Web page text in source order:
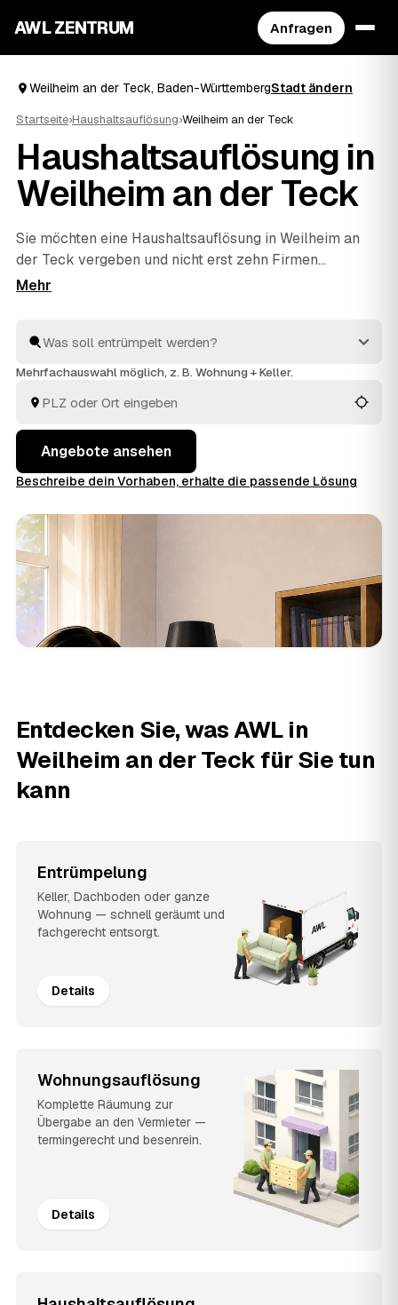
AWL ZENTRUM Anfragen
Weilheim an der Teck, Baden-WürttembergStadt ändern
Startseite›Haushaltsauflösung›Weilheim an der Teck
Haushaltsauflösung in
Weilheim an der Teck
Sie möchten eine Haushaltsauflösung in Weilheim an
der Teck vergeben und nicht erst zehn Firmen
abklappern? Über AWL schildern Sie Umfang und
Teilbereich bis zum vollständigen Hausstand im Erbfall
kümmern sich die Profis um Räumung, Transport und
Antiquitäten wird dabei angerechnet. Das spart Zeit und
macht die Preise in Weilheim an der Teck und
Umgebung transparent.
Mehrfachauswahl möglich, z. B. Wohnung + Keller.
Angebote ansehen
Beschreibe dein Vorhaben, erhalte die passende Lösung
Entdecken Sie, was AWL in
Weilheim an der Teck für Sie tun
kann
Entrümpelung
Keller, Dachboden oder ganze
Wohnung — schnell geräumt und
fachgerecht entsorgt.
Details
Wohnungsauflösung
Komplette Räumung zur
Übergabe an den Vermieter —
termingerecht und besenrein.
Details